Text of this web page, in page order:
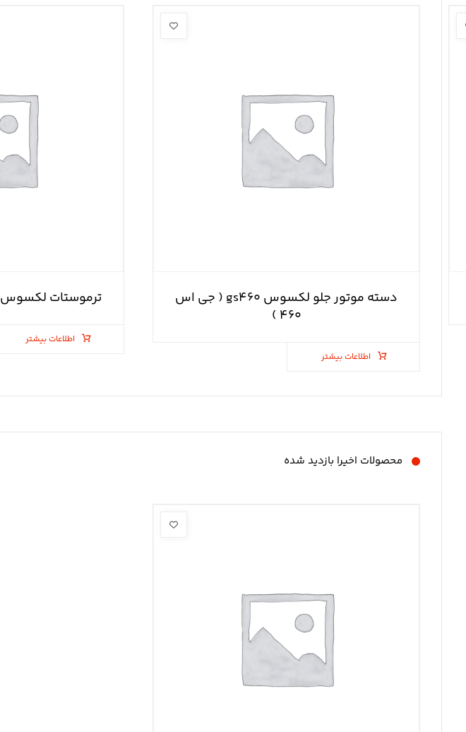
دسته موتور جلو لکسوس gs۴۶۰ ( جی اس
۴۶۰ )
اطلاعات بیشتر
ترموستات لکسوس gs۴۶۰ ( جی اس ۴۶۰ )
اطلاعات بیشتر
محصولات اخیرا بازدید شده